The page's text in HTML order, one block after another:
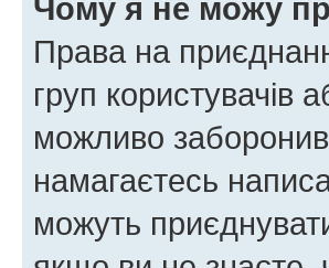
Чому я не можу
Права на
груп користувачів
можливо
намагаєтесь
можуть